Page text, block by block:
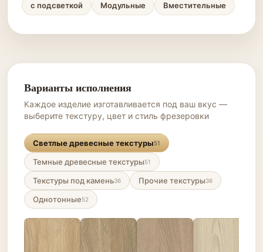
с подсветкой Модульные Вместительные
Варианты исполнения
Каждое изделие изготавливается под ваш вкус —
выберите текстуру, цвет и стиль фрезеровки
Светлые древесные текстуры51
Темные древесные текстуры51
Текстуры под камень36 Прочие текстуры36
Однотонные52